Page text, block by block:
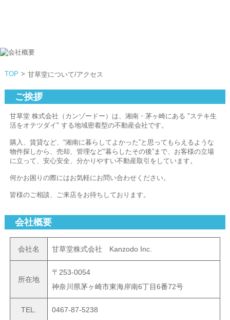
TOP > 甘草堂について/アクセス
ご挨拶
甘草堂 株式会社（カンゾードー）は、湘南・茅ヶ崎にある "ステキ生
活をオテツダイ" する地域密着型の不動産会社です。
購入、賃貸など、“湘南に暮らしてよかった”と思ってもらえるような
物件探しから、売却、管理など“暮らしたその後”まで、お客様の立場
に立って、安心安全、分かりやすい不動産取引をしています。
何かお困りの際にはお気軽にお問い合わせください。
皆様のご相談、ご来店をお待ちしております。
会社概要
会社名 甘草堂株式会社 Kanzodo Inc.
所在地
〒253-0054
神奈川県茅ヶ崎市東海岸南6丁目6番72号
TEL. 0467-87-5238